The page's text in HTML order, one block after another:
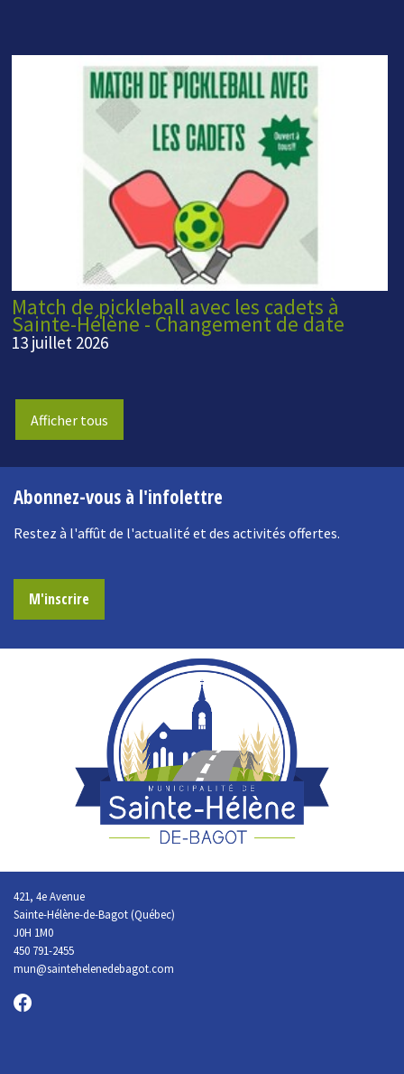
Match de pickleball avec les cadets à
Sainte-Hélène - Changement de date
13 juillet 2026
Afficher tous
Abonnez-vous à l'infolettre
Restez à l'affût de l'actualité et des activités offertes.
M'inscrire
421, 4e Avenue
Sainte-Hélène-de-Bagot (Québec)
J0H 1M0
450 791-2455
mun@saintehelenedebagot.com